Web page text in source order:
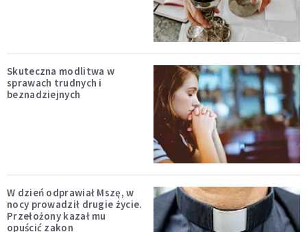
Skuteczna modlitwa w
sprawach trudnych i
beznadziejnych
W dzień odprawiał Mszę, w
nocy prowadził drugie życie.
Przełożony kazał mu
opuścić zakon